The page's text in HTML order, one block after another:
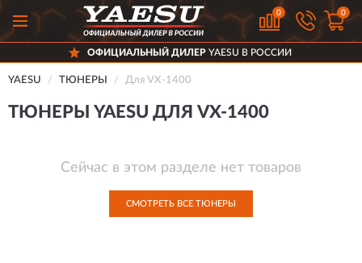
0 0
ОФИЦИАЛЬНЫЙ ДИЛЕР YAESU В РОССИИ
YAESU ТЮНЕРЫ Для VX-1400
ТЮНЕРЫ YAESU ДЛЯ VX-1400
Сейчас в этом разделе нет товаров
СМОТРЕТЬ ВСЕ ТЮНЕРЫ